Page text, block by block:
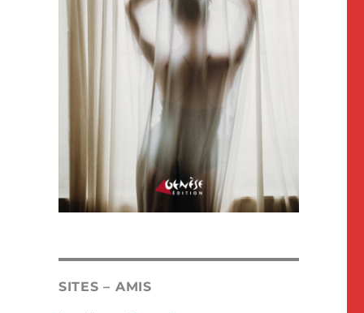
SITES – AMIS